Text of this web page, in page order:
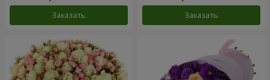
Заказать Заказать